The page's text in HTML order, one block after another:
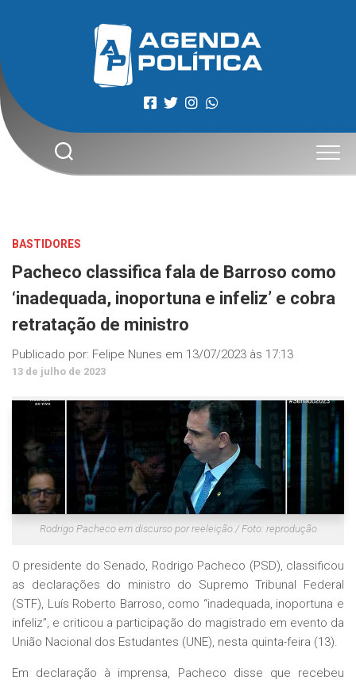
BASTIDORES
Pacheco classifica fala de Barroso como
‘inadequada, inoportuna e infeliz’ e cobra
retratação de ministro
Publicado por: Felipe Nunes em 13/07/2023 às 17:13
13 de julho de 2023
Rodrigo Pacheco em discurso por reeleição / Foto: reprodução
O presidente do Senado, Rodrigo Pacheco (PSD), classificou
as declarações do ministro do Supremo Tribunal Federal
(STF), Luís Roberto Barroso, como “inadequada, inoportuna e
infeliz”, e criticou a participação do magistrado em evento da
União Nacional dos Estudantes (UNE), nesta quinta-feira (13).
Em declaração à imprensa, Pacheco disse que recebeu